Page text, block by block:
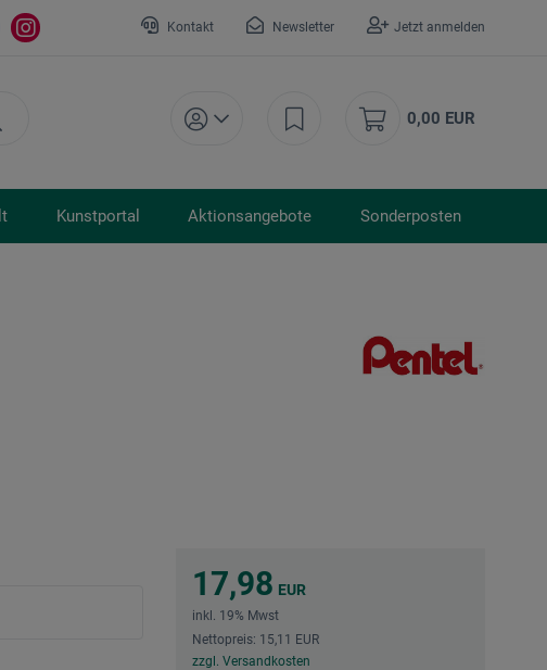
Kontakt Newsletter Jetzt anmelden
0,00 EUR
Kunstportal Aktionsangebote Sonderposten
17,98 EUR
inkl. 19% Mwst
Nettopreis: 15,11 EUR
zzgl. Versandkosten